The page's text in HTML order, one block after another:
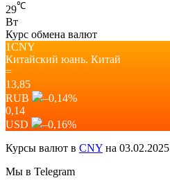
29℃
Вт
Курс обмена валют
1CNY
Китайский юань. Китай
=
13,85
RUB
–0,14%
0,14
USD
–0,16%
Курсы валют в CNY на 03.02.2025
Мы в Telegram